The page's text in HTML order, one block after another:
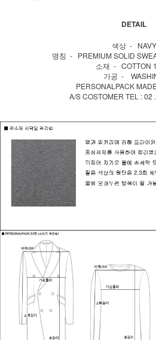
DETAIL
색상 - NAVY
명칭 - PREMIUM SOLID
소재 - COTTON
가공 -
PERSONALPACK
A/S COSTOMER TEL : 02